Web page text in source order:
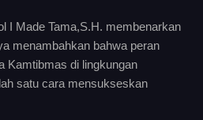
I Made Tama,S.H. membenarkan
menambahkan bahwa peran
Kamtibmas di lingkungan
satu cara mensukseskan